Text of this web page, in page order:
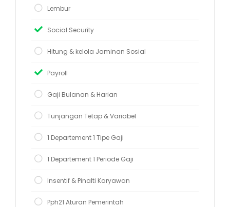
Lembur
Social Security
Hitung & kelola Jaminan Sosial
Payroll
Gaji Bulanan & Harian
Tunjangan Tetap & Variabel
1 Departement 1 Tipe Gaji
1 Departement 1 Periode Gaji
Insentif & Pinalti Karyawan
Pph21 Aturan Pemerintah